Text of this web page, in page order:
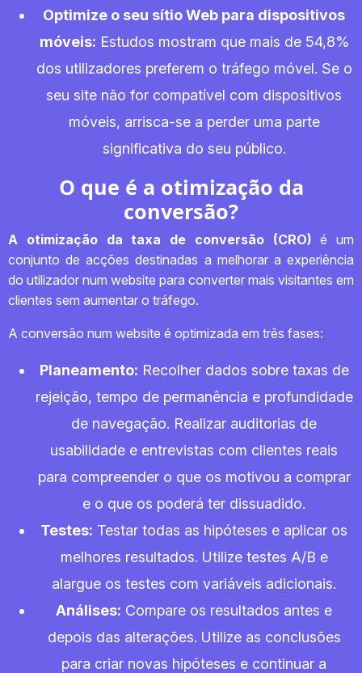
Optimize o seu sítio Web para dispositivos
móveis: Estudos mostram que mais de 54,8%
dos utilizadores preferem o tráfego móvel. Se o
seu site não for compatível com dispositivos
móveis, arrisca-se a perder uma parte
significativa do seu público.
O que é a otimização da
conversão?
A otimização da taxa de conversão (CRO) é um
conjunto de acções destinadas a melhorar a experiência
do utilizador num website para converter mais visitantes em
clientes sem aumentar o tráfego.
A conversão num website é optimizada em três fases:
Planeamento: Recolher dados sobre taxas de
rejeição, tempo de permanência e profundidade
de navegação. Realizar auditorias de
usabilidade e entrevistas com clientes reais
para compreender o que os motivou a comprar
e o que os poderá ter dissuadido.
Testes: Testar todas as hipóteses e aplicar os
melhores resultados. Utilize testes A/B e
alargue os testes com variáveis adicionais.
Análises: Compare os resultados antes e
depois das alterações. Utilize as conclusões
para criar novas hipóteses e continuar a